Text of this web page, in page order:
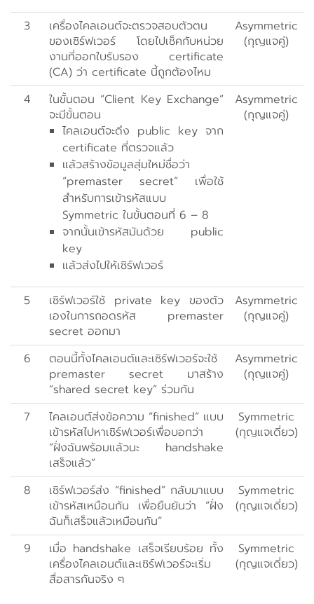
3
เครื่องไคลเอนต์จะตรวจสอบตัวตน
ของเซิร์ฟเวอร์ โดยไปเช็คกับหน่วย
งานที่ออกใบรับรอง certificate
(CA) ว่า certificate นี้ถูกต้องไหม
Asymmetric
(กุญแจคู่)
4
ในขั้นตอน “Client Key Exchange”
จะมีขั้นตอน
ไคลเอนต์จะดึง public key จาก
certificate ที่ตรวจแล้ว
แล้วสร้างข้อมูลสุ่มใหม่ชื่อว่า
“premaster secret” เพื่อใช้
สำหรับการเข้ารหัสแบบ
Symmetric ในขั้นตอนที่ 6 – 8
จากนั้นเข้ารหัสมันด้วย public
key
แล้วส่งไปให้เซิร์ฟเวอร์
Asymmetric
(กุญแจคู่)
5
เซิร์ฟเวอร์ใช้ private key ของตัว
เองในการถอดรหัส premaster
secret ออกมา
Asymmetric
(กุญแจคู่)
6
ตอนนี้ทั้งไคลเอนต์และเซิร์ฟเวอร์จะใช้
premaster secret มาสร้าง
“shared secret key” ร่วมกัน
Asymmetric
(กุญแจคู่)
7
ไคลเอนต์ส่งข้อความ “finished” แบบ
เข้ารหัสไปหาเซิร์ฟเวอร์เพื่อบอกว่า
“ฝั่งฉันพร้อมแล้วนะ handshake
เสร็จแล้ว”
Symmetric
(กุญแจเดี่ยว)
8
เซิร์ฟเวอร์ส่ง “finished” กลับมาแบบ
เข้ารหัสเหมือนกัน เพื่อยืนยันว่า “ฝั่ง
ฉันก็เสร็จแล้วเหมือนกัน”
Symmetric
(กุญแจเดี่ยว)
9
เมื่อ handshake เสร็จเรียบร้อย ทั้ง
เครื่องไคลเอนต์และเซิร์ฟเวอร์จะเริ่ม
สื่อสารกันจริง ๆ
Symmetric
(กุญแจเดี่ยว)